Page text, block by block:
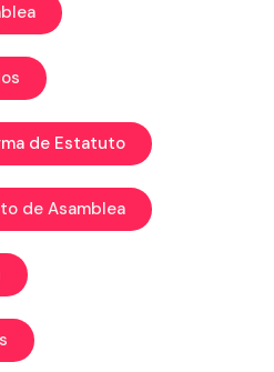
de Estatuto
de Asamblea